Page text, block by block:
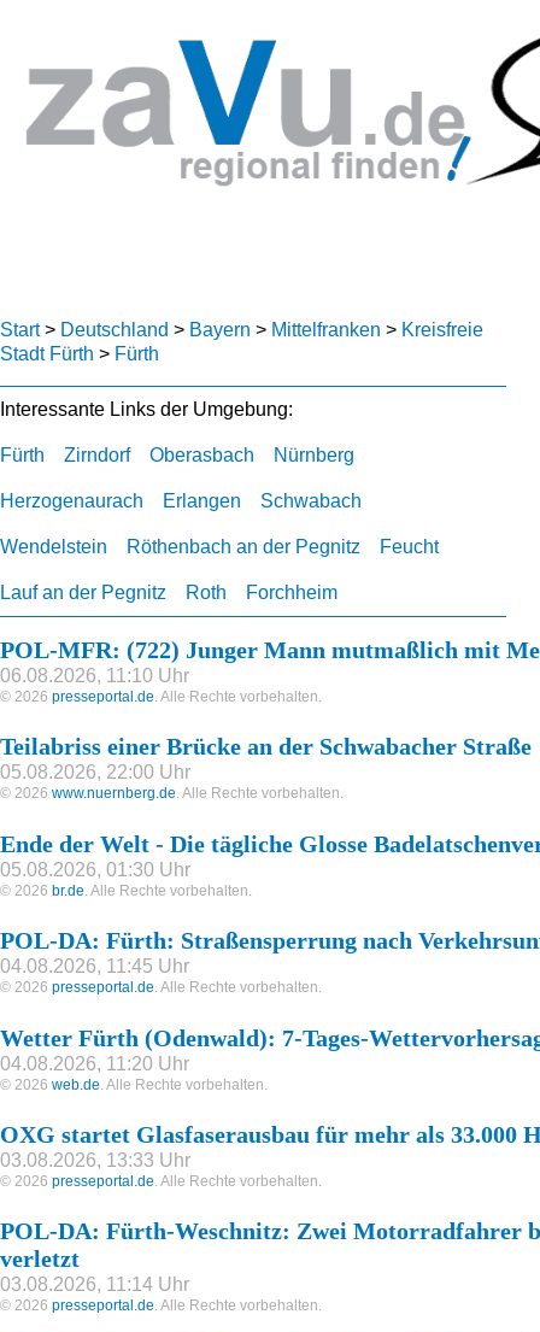
Start> Deutschland > Bayern > Mittelfranken > Kreisfreie
Stadt Fürth > Fürth
Interessante Links der Umgebung:
Fürth Zirndorf Oberasbach Nürnberg
Herzogenaurach Erlangen Schwabach
Wendelstein Röthenbach an der Pegnitz Feucht
Lauf an der Pegnitz Roth Forchheim
POL-MFR: (722) Junger Mann mutmaßlich mit
06.08.2026, 11:10 Uhr
© 2026 presseportal.de. Alle Rechte vorbehalten.
Teilabriss einer Brücke an der Schwabacher Straße
05.08.2026, 22:00 Uhr
© 2026 www.nuernberg.de. Alle Rechte vorbehalten.
Ende der Welt - Die tägliche Glosse
05.08.2026, 01:30 Uhr
© 2026 br.de . Alle Rechte vorbehalten.
POL-DA: Fürth: Straßensperrung nach
04.08.2026, 11:45 Uhr
© 2026 presseportal.de. Alle Rechte vorbehalten.
Wetter Fürth (Odenwald): 7-Tages-
04.08.2026, 11:20 Uhr
© 2026 web.de . Alle Rechte vorbehalten.
OXG startet Glasfaserausbau für mehr als 33.000
03.08.2026, 13:33 Uhr
© 2026 presseportal.de. Alle Rechte vorbehalten.
POL-DA: Fürth-Weschnitz: Zwei Motorradfahrer
verletzt
03.08.2026, 11:14 Uhr
© 2026 presseportal.de. Alle Rechte vorbehalten.